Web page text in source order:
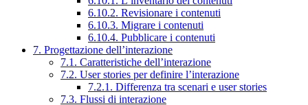
6.10.2. Revisionare i contenuti
6.10.3. Migrare i contenuti
6.10.4. Pubblicare i contenuti
7. Progettazione dell’interazione
7.1. Caratteristiche dell’interazione
7.2. User stories per definire l’interazione
7.2.1. Differenza tra scenari e user stories
7.3. Flussi di interazione